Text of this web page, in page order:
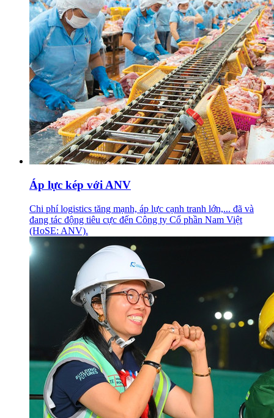
Áp lực kép với ANV
Chi phí logistics tăng mạnh, áp lực cạnh tranh lớn,... đã và
đang tác động tiêu cực đến Công ty Cổ phần Nam Việt
(HoSE: ANV).